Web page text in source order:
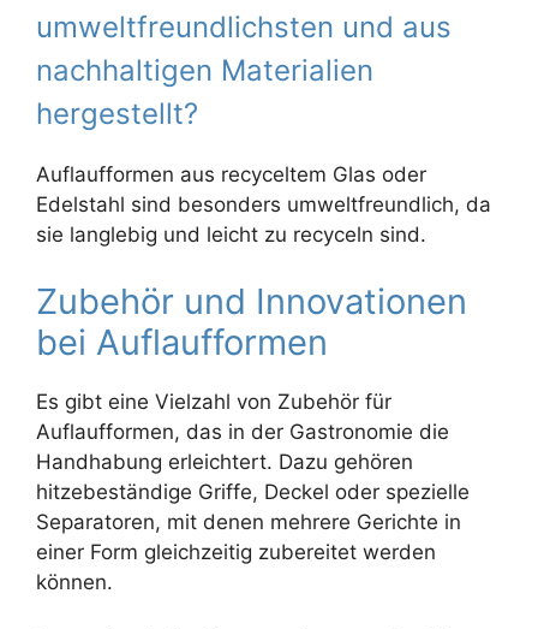
umweltfreundlichsten und aus
nachhaltigen Materialien
hergestellt?
Auflaufformen aus recyceltem Glas oder
Edelstahl sind besonders umweltfreundlich, da
sie langlebig und leicht zu recyceln sind.
Zubehör und Innovationen
bei Auflaufformen
Es gibt eine Vielzahl von Zubehör für
Auflaufformen, das in der Gastronomie die
Handhabung erleichtert. Dazu gehören
hitzebeständige Griffe, Deckel oder spezielle
Separatoren, mit denen mehrere Gerichte in
einer Form gleichzeitig zubereitet werden
können.